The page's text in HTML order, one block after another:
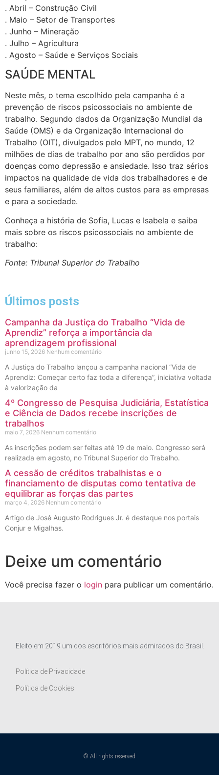
. Abril – Construção Civil
. Maio – Setor de Transportes
. Junho – Mineração
. Julho – Agricultura
. Agosto – Saúde e Serviços Sociais
SAÚDE MENTAL
Neste mês, o tema escolhido pela campanha é a
prevenção de riscos psicossociais no ambiente de
trabalho. Segundo dados da Organização Mundial da
Saúde (OMS) e da Organização Internacional do
Trabalho (OIT), divulgados pelo MPT, no mundo, 12
milhões de dias de trabalho por ano são perdidos por
doenças como depressão e ansiedade. Isso traz sérios
impactos na qualidade de vida dos trabalhadores e de
seus familiares, além de altos custos para as empresas
e para a sociedade.
Conheça a história de Sofia, Lucas e Isabela e saiba
mais sobre os riscos psicossociais no ambiente de
trabalho:
Fonte: Tribunal Superior do Trabalho
Últimos posts
Campanha da Justiça do Trabalho “Vida de
Aprendiz” reforça a importância da
aprendizagem profissional
junho 15, 2026 Nenhum comentário
A Justiça do Trabalho lançou a campanha nacional “Vida de
Aprendiz: Começar certo faz toda a diferença”, iniciativa voltada
à valorização da
4º Congresso de Pesquisa Judiciária, Estatística
e Ciência de Dados recebe inscrições de
trabalhos
maio 7, 2026 Nenhum comentário
As inscrições podem ser feitas até 19 de maio. Congresso será
realizada em agosto, no Tribunal Superior do Trabalho.
A cessão de créditos trabalhistas e o
financiamento de disputas como tentativa de
equilibrar as forças das partes
março 4, 2026 Nenhum comentário
Artigo de José Augusto Rodrigues Jr. é destaque nos portais
Conjur e Migalhas.
Deixe um comentário
Você precisa fazer o login para publicar um comentário.
Eleito em 2019 um dos escritórios mais admirados do Brasil.
Política de Privacidade
Política de Cookies
© All rights reserved